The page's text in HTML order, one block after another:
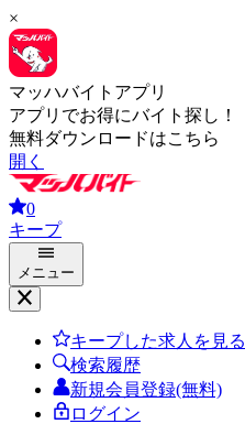
×
マッハバイトアプリ
アプリでお得にバイト探し！
無料ダウンロードはこちら
開く
0
キープ
メニュー
キープした求人を見る
検索履歴
新規会員登録(無料)
ログイン